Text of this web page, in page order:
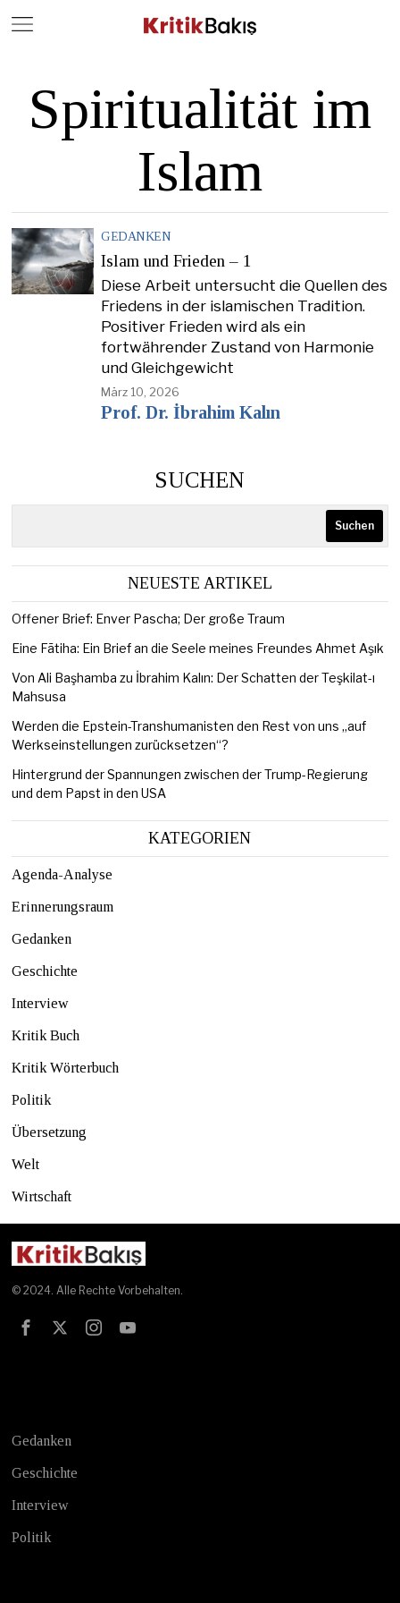
Spiritualität im
Islam
GEDANKEN
Islam und Frieden – 1
Diese Arbeit untersucht die Quellen des
Friedens in der islamischen Tradition.
Positiver Frieden wird als ein
fortwährender Zustand von Harmonie
und Gleichgewicht
März 10, 2026
Prof. Dr. İbrahim Kalın
SUCHEN
Suchen
NEUESTE ARTIKEL
Offener Brief: Enver Pascha; Der große Traum
Eine Fātiha: Ein Brief an die Seele meines Freundes Ahmet Aşık
Von Ali Başhamba zu İbrahim Kalın: Der Schatten der Teşkilat-ı
Mahsusa
Werden die Epstein-Transhumanisten den Rest von uns „auf
Werkseinstellungen zurücksetzen“?
Hintergrund der Spannungen zwischen der Trump-Regierung
und dem Papst in den USA
KATEGORIEN
Agenda-Analyse
Erinnerungsraum
Gedanken
Geschichte
Interview
Kritik Buch
Kritik Wörterbuch
Politik
Übersetzung
Welt
Wirtschaft
© 2024. Alle Rechte Vorbehalten.
Gedanken
Geschichte
Interview
Politik